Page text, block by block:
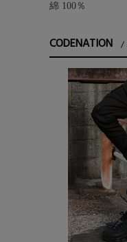
綿 100％
CODENATION